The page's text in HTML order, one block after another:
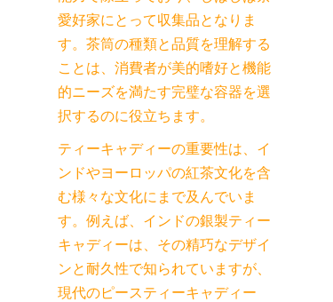
愛好家にとって収集品となりま
す。茶筒の種類と品質を理解する
ことは、消費者が美的嗜好と機能
的ニーズを満たす完璧な容器を選
択するのに役立ちます。
ティーキャディーの重要性は、イ
ンドやヨーロッパの紅茶文化を含
む様々な文化にまで及んでいま
す。例えば、インドの銀製ティー
キャディーは、その精巧なデザイ
ンと耐久性で知られていますが、
現代のピースティーキャディー